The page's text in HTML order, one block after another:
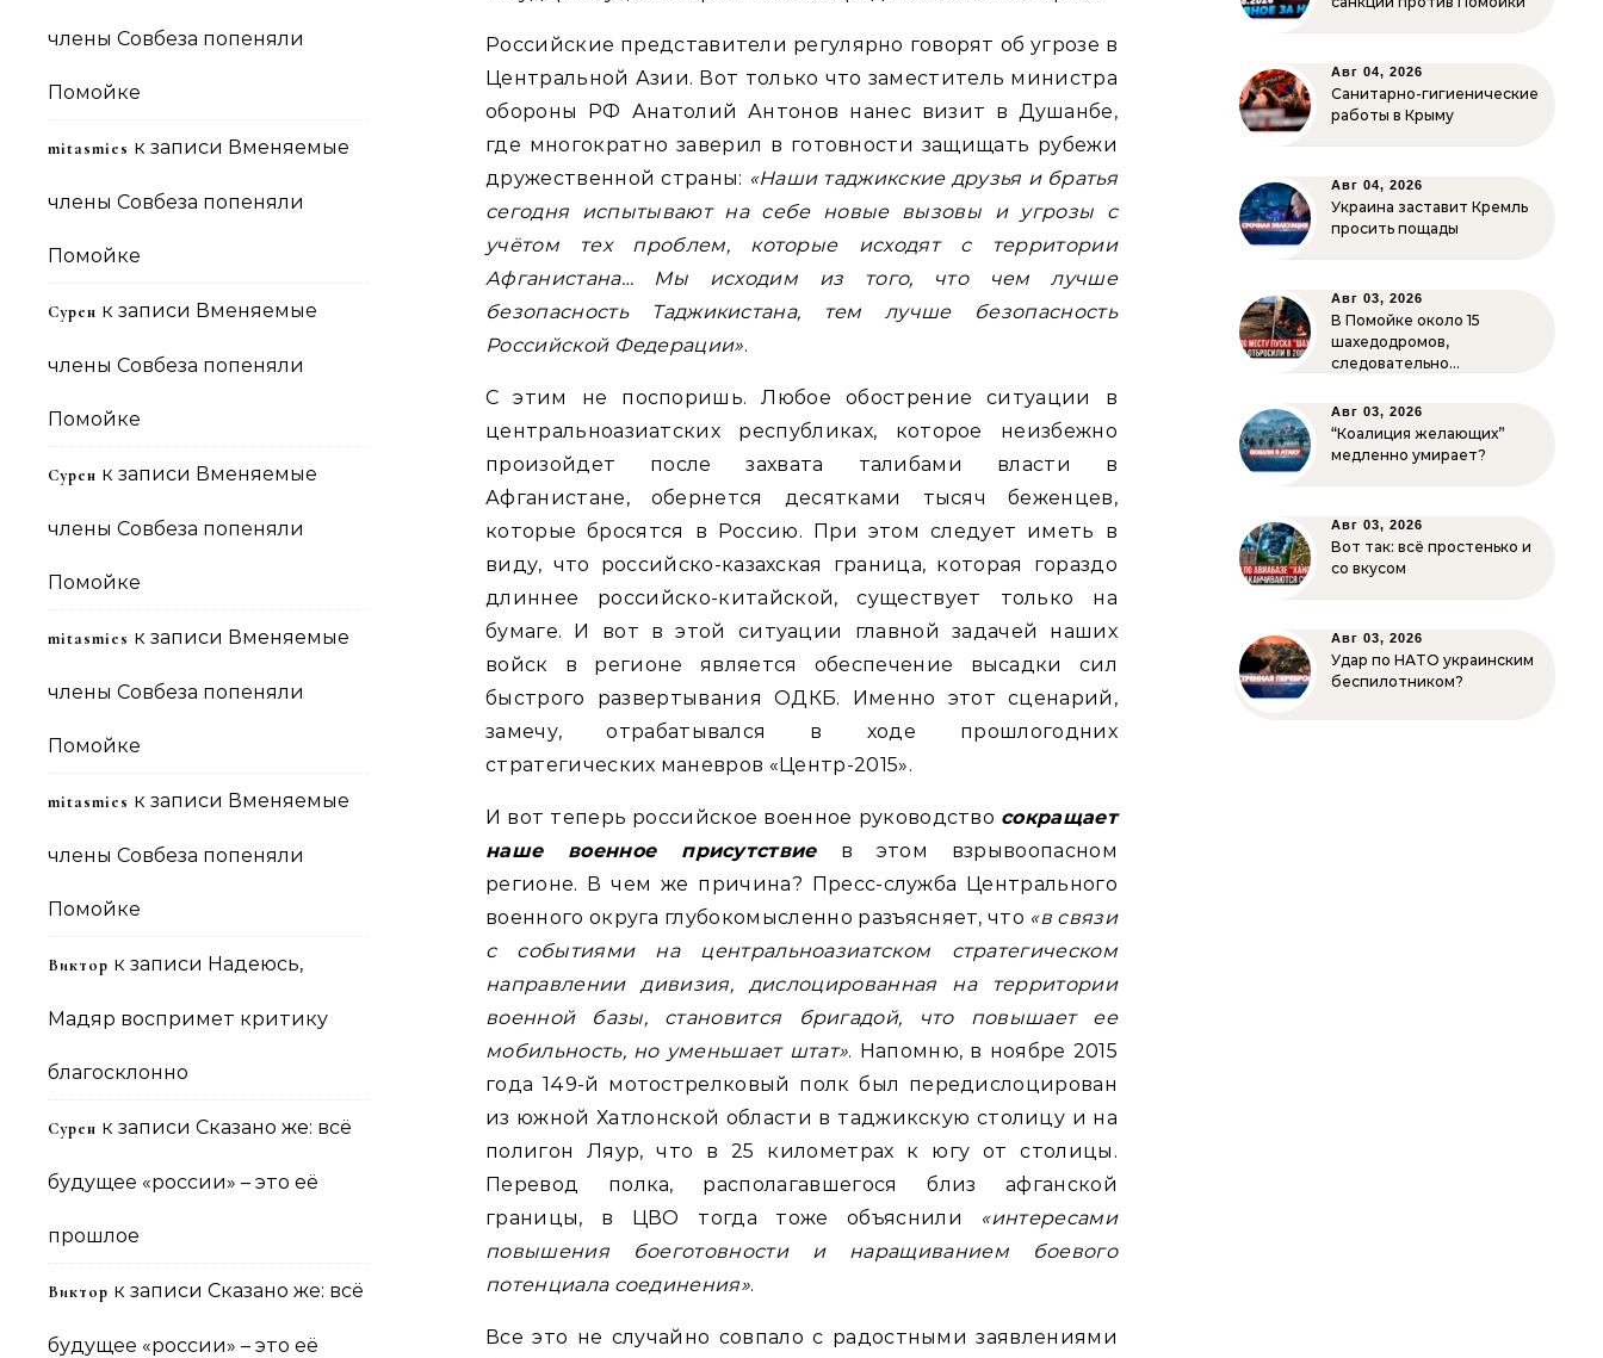
члены Совбеза попеняли
Помойке
mitasmies к записи Вменяемые
члены Совбеза попеняли
Помойке
Сурен к записи Вменяемые
члены Совбеза попеняли
Помойке
Сурен к записи Вменяемые
члены Совбеза попеняли
Помойке
mitasmies к записи Вменяемые
члены Совбеза попеняли
Помойке
mitasmies к записи Вменяемые
члены Совбеза попеняли
Помойке
Виктор к записи Надеюсь,
Мадяр воспримет критику
благосклонно
Сурен к записи Сказано же: всё
будущее «россии» – это её
прошлое
Виктор к записи Сказано же: всё
будущее «россии» – это её
Российские представители регулярно говорят об угрозе в
Центральной Азии. Вот только что заместитель министра
обороны РФ Анатолий Антонов нанес визит в Душанбе,
где многократно заверил в готовности защищать рубежи
дружественной страны: «Наши таджикские друзья и братья
сегодня испытывают на себе новые вызовы и угрозы с
учётом тех проблем, которые исходят с территории
Афганистана… Мы исходим из того, что чем лучше
безопасность Таджикистана, тем лучше безопасность
Российской Федерации».
С этим не поспоришь. Любое обострение ситуации в
центральноазиатских республиках, которое неизбежно
произойдет после захвата талибами власти в
Афганистане, обернется десятками тысяч беженцев,
которые бросятся в Россию. При этом следует иметь в
виду, что российско-казахская граница, которая гораздо
длиннее российско-китайской, существует только на
бумаге. И вот в этой ситуации главной задачей наших
войск в регионе является обеспечение высадки сил
быстрого развертывания ОДКБ. Именно этот сценарий,
замечу, отрабатывался в ходе прошлогодних
стратегических маневров «Центр-2015».
И вот теперь российское военное руководство сокращает
наше военное присутствиев этом взрывоопасном
регионе. В чем же причина? Пресс-служба Центрального
военного округа глубокомысленно разъясняет, что «в связи
с событиями на центральноазиатском стратегическом
направлении дивизия, дислоцированная на территории
военной базы, становится бригадой, что повышает ее
мобильность, но уменьшает штат». Напомню, в ноябре 2015
года 149-й мотострелковый полк был передислоцирован
из южной Хатлонской области в таджикскую столицу и на
полигон Ляур, что в 25 километрах к югу от столицы.
Перевод полка, располагавшегося близ афганской
границы, в ЦВО тогда тоже объяснили «интересами
повышения боеготовности и наращиванием боевого
потенциала соединения».
Все это не случайно совпало с радостными заявлениями
Авг 04, 2026
Санитарно-гигиенические
работы в Крыму
Авг 04, 2026
Украина заставит Кремль
просить пощады
Авг 03, 2026
В Помойке около 15
шахедодромов,
следовательно…
Авг 03, 2026
“Коалиция желающих”
медленно умирает?
Авг 03, 2026
Вот так: всё простенько и
со вкусом
Авг 03, 2026
Удар по НАТО украинским
беспилотником?